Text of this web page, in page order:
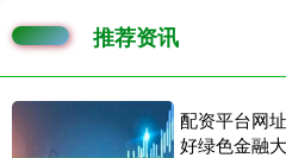
推荐资讯
配资平台网
好绿色金融